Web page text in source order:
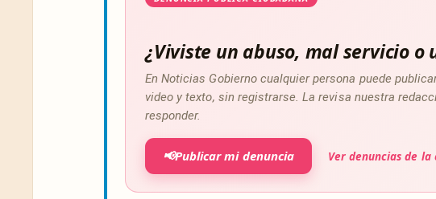
¿Viviste un abuso, mal servicio o
En Noticias Gobierno cualquier persona puede
video y texto, sin registrarse. La revisa nuestra
responder.
📢Publicar mi denuncia Ver denuncias de